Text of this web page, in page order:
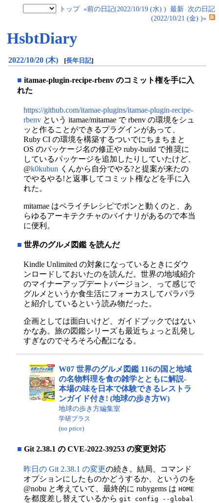
トップ «前の日記(2022/10/19 (水) ) 最新 次の日記
(2022/10/21 (金) )»
HsbtDiary
2022/10/20 (木) [長年日記]
■ itamae-plugin-recipe-rbenv のコミット権を手に入
れた
https://github.com/itamae-plugins/itamae-plugin-recipe-
rbenv という itamae/mitamae で rbenv の環境をシュ
ッと作ることができるプラグインがあって、
Ruby CI の環境を構築するついでにちまちまと
OS のパッケージ名の修正や ruby-build で推奨に
しているパッケージを追加したりしていたけど、
@k0kubun くんから自分でやる?と提案が来たの
でやるやる!と返事してコミット権などを手に入
れた。
mitamae はペライチレシピでポンと動くのと、あ
らゆるアーキテクチャのバイナリがあるので本当
に便利。
■ 世界のグルメ図鑑 を読んだ
Kindle Unlimited の対象になっているときにダウ
ンロードしておいたのを読んだ。世界の地域紹介
のマイナーアップデートバージョン、って感じで
グルメというか食生活にフォーカスしてパラパラ
と紹介しているという読み物だった。
企画としては面白いけど、ガイドブックではない
かなあ。旅の図鑑シリーズも最近ちょっと乱発し
すぎなのでそろそろ心配になる。
W07 世界のグルメ図鑑 116の国と地域
の名物料理を食の雑学とともに解説-
本場の味を日本で体験できるレストラ
ンガイド付き! (地球の歩き方W)
地球の歩き方編集室
学研プラス
(no price)
■ Git 2.38.1 の CVE-2022-39253 の変更対応
昨日の Git 2.38.1 の変更の続き。結局、コマンド
オプションにしたものかどうするか、というのを
@nobu と考えていて、最終的に rubygems は HOME
を都度差し替えているから git config --global